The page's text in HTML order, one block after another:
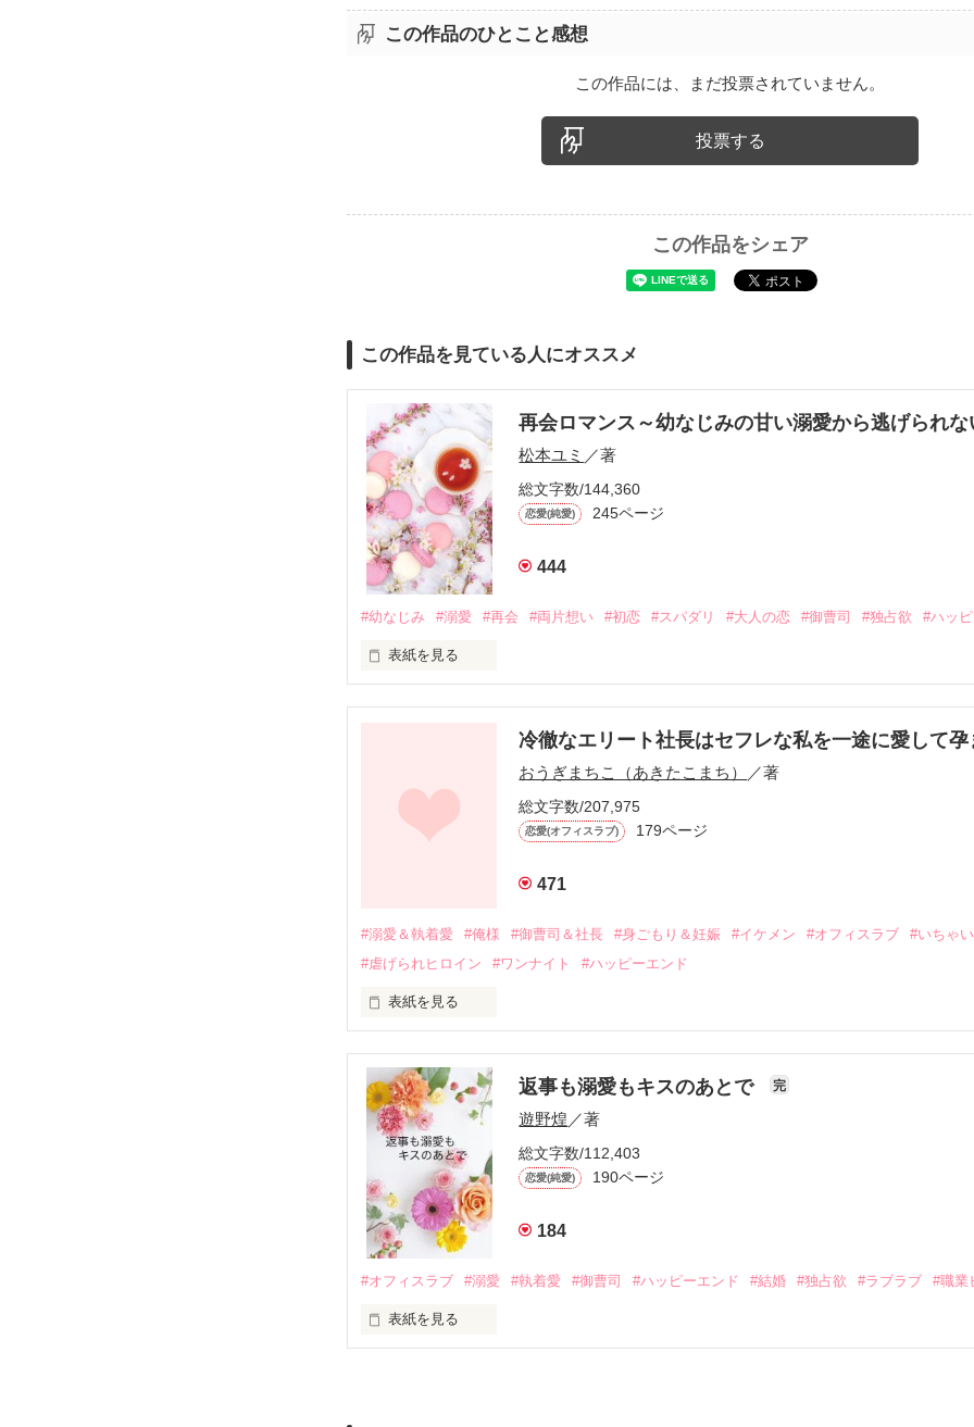
この作品のひとこと感想
この作品には、まだ投票されていません。
投票する
この作品をシェア
この作品を見ている人にオススメ
再会ロマンス～幼なじみの甘い溺愛から逃げられな
松本ユミ ／著
総文字数/144,360
恋愛(純愛) 245ページ
444
#幼なじみ #溺愛 #再会 #両片想い #初恋 #スパダリ #大人の恋 #御曹司 #独占欲 #ハッ
表紙を見る
しかし、ある出来事をきっかけに二人の関係は壊れてしまう。
関係修復もできないまま、美桜は両親の離婚によって
引っ越すことになり、哲平とも離れ離れになった。
そして、ひょんなことから
酔った勢いで一夜を共にしてしまった。
さらに、美桜が初めてだと知った哲平は
甘やかしてくる。
そんなある日、哲平は美桜がストーカー被害に
遭っていることを知る。
美桜を守るため、哲平は同居を提案してきて――。
夏木美桜(なつきみお)
✕
鳴海哲平 (なるみてっぺい)
止まっていたはずの二人の時間が、再び動き出す。
冷徹なエリート社長はセフレな私を一途に愛して孕
おうぎまちこ（あきたこまち） ／著
総文字数/207,975
恋愛(オフィスラブ) 179ページ
471
#溺愛＆執着愛 #俺様 #御曹司＆社長 #身ごもり＆妊娠 #イケメン #オフィスラブ
#いちゃ
#虐げられヒロイン
#ワンナイト #ハッピーエンド
表紙を見る
帰国後、美桜は新しい職場でワンナイトした美青年と再会。なんと彼の正体は、とあ
も関わらず、一族を離れて起業した新進気鋭の実業家、社内でも冷徹だと評判な社長
人だったのだ――！
なぜか恭司から飼い猫の世話係を命じられた美桜は、猫の世話を口実にしばしば呼び
返事も溺愛もキスのあとで 完
遊野煌 ／著
総文字数/112,403
恋愛(純愛) 190ページ
184
#オフィスラブ #溺愛 #執着愛 #御曹司 #ハッピーエンド #結婚 #独占欲 #ラブラブ #職業
表紙を見る